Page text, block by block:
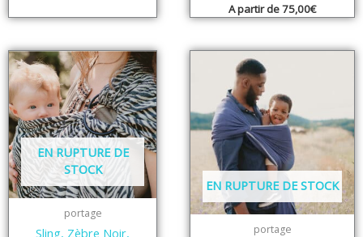
A partir de75,00€
EN RUPTURE DE
STOCK
portage
Sling, Zèbre Noir,
EN RUPTURE DE STOCK
portage